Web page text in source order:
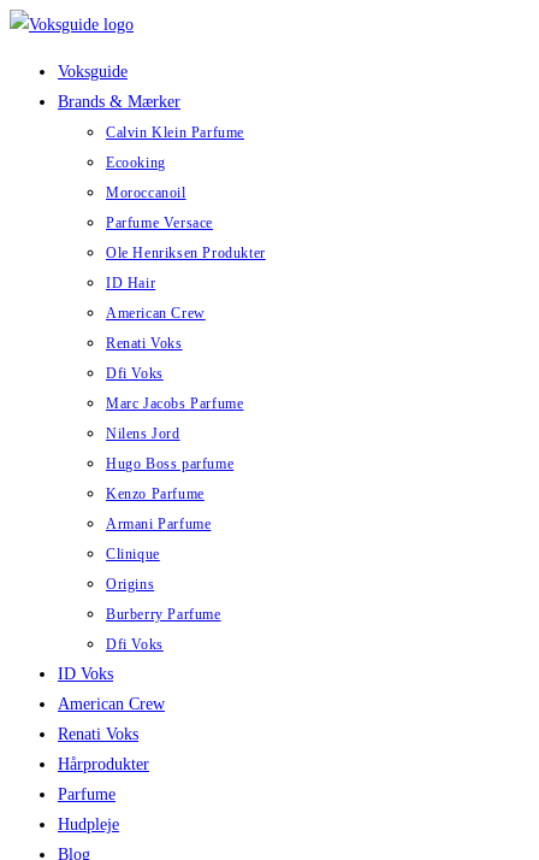
Skip
Voksguide
Brands & Mærker
Calvin Klein Parfume
Ecooking
Moroccanoil
Parfume Versace
Ole Henriksen Produkter
ID Hair
American Crew
Renati Voks
Dfi Voks
Marc Jacobs Parfume
Nilens Jord
Hugo Boss parfume
Kenzo Parfume
Armani Parfume
Clinique
Origins
Burberry Parfume
Dfi Voks
ID Voks
American Crew
Renati Voks
Hårprodukter
Parfume
Hudpleje
Blog